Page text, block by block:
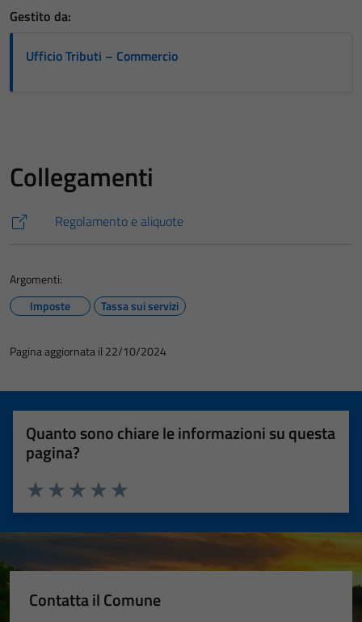
Gestito da:
Ufficio Tributi – Commercio
Collegamenti
Regolamento e aliquote
Argomenti:
Imposte
Tassa sui servizi
Pagina aggiornata il 22/10/2024
Quanto sono chiare le informazioni su questa
pagina?
Valuta 5 stelle su 5
Valuta 4 stelle su 5
Valuta 3 stelle su 5
Valuta 2 stelle su 5
Valuta 1 stelle su 5
Contatta il Comune